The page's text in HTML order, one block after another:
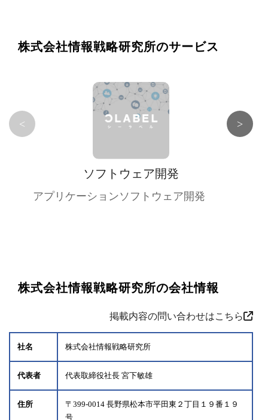
株式会社情報戦略研究所のサービス
ソフトウェア開発
アプリケーションソフトウェア開発
< >
株式会社情報戦略研究所の会社情報
掲載内容の問い合わせはこちら
社名 株式会社情報戦略研究所
代表者 代表取締役社長 宮下敏雄
住所
〒399-0014 長野県松本市平田東２丁目１９番１９
号